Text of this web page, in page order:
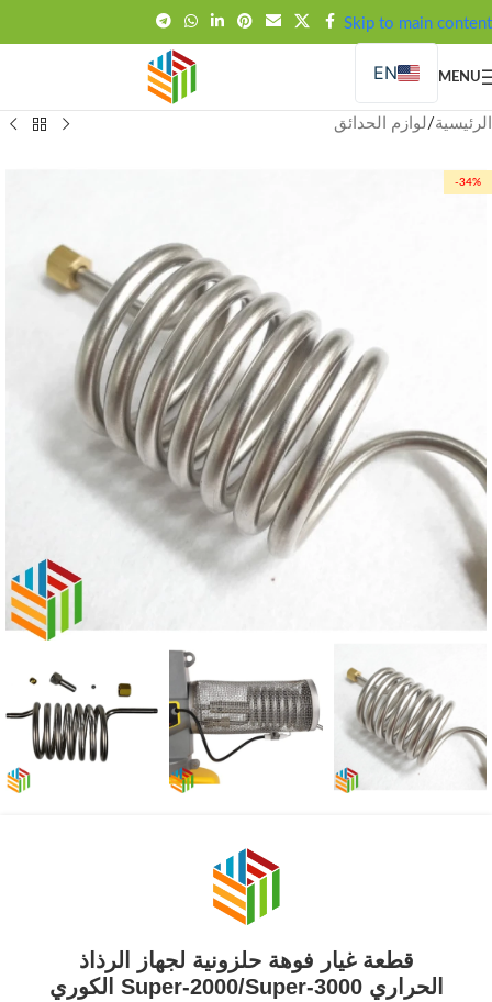
Skip to main content
FREE SHIPPING OVER 99SAR
MENU
EN
الرئيسية/ لوازم الحدائق
-34%
قطعة غيار فوهة حلزونية لجهاز الرذاذ
الحراري Super-2000/Super-3000 الكوري